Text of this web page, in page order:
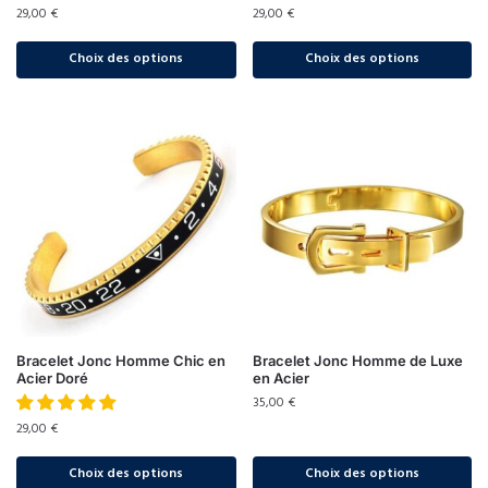
29,00 €
Choix des options
29,00 €
Choix des options
Bracelet Jonc Homme Chic en
Acier Doré
29,00 €
Choix des options
Bracelet Jonc Homme de Luxe
en Acier
35,00 €
Choix des options